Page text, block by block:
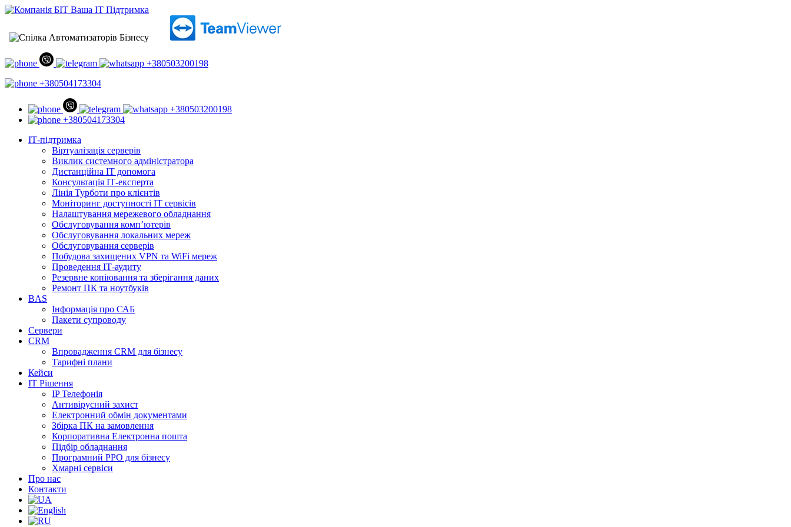
+380503200198
+380504173304
+380503200198
+380504173304
ІТ-підтримка
Віртуалізація серверів
Виклик системного адміністратора
Дистанційна ІТ допомога
Консультація ІТ-експерта
Лінія Турботи про клієнтів
Моніторинг доступності ІТ сервісів
Налаштування мережевого обладнання
Обслуговування комп’ютерів
Обслуговування локальних мереж
Обслуговування серверів
Побудова захищених VPN та WiFi мереж
Проведення ІТ-аудиту
Резервне копіювання та зберігання даних
Ремонт ПК та ноутбуків
BAS
Інформація про САБ
Пакети супроводу
Сервери
CRM
Впровадження CRM для бізнесу
Тарифні плани
Кейси
ІТ Рішення
IP Телефонія
Антивірусний захист
Електронний обмін документами
Збірка ПК на замовлення
Корпоративна Електронна пошта
Підбір обладнання
Програмний РРО для бізнесу
Хмарні сервіси
Про нас
Контакти